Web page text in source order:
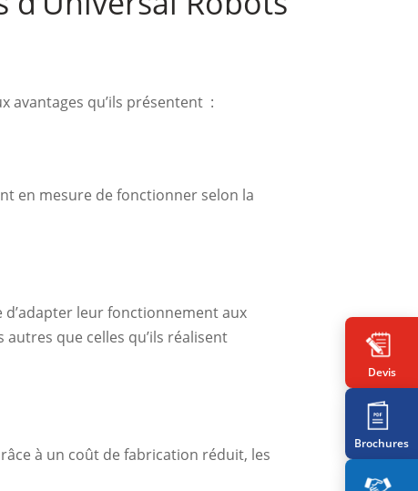
avantages qu’ils présentent :
en mesure de fonctionner selon la
d’adapter leur fonctionnement aux
que celles qu’ils réalisent
à un coût de fabrication réduit, les
Devis
Brochures